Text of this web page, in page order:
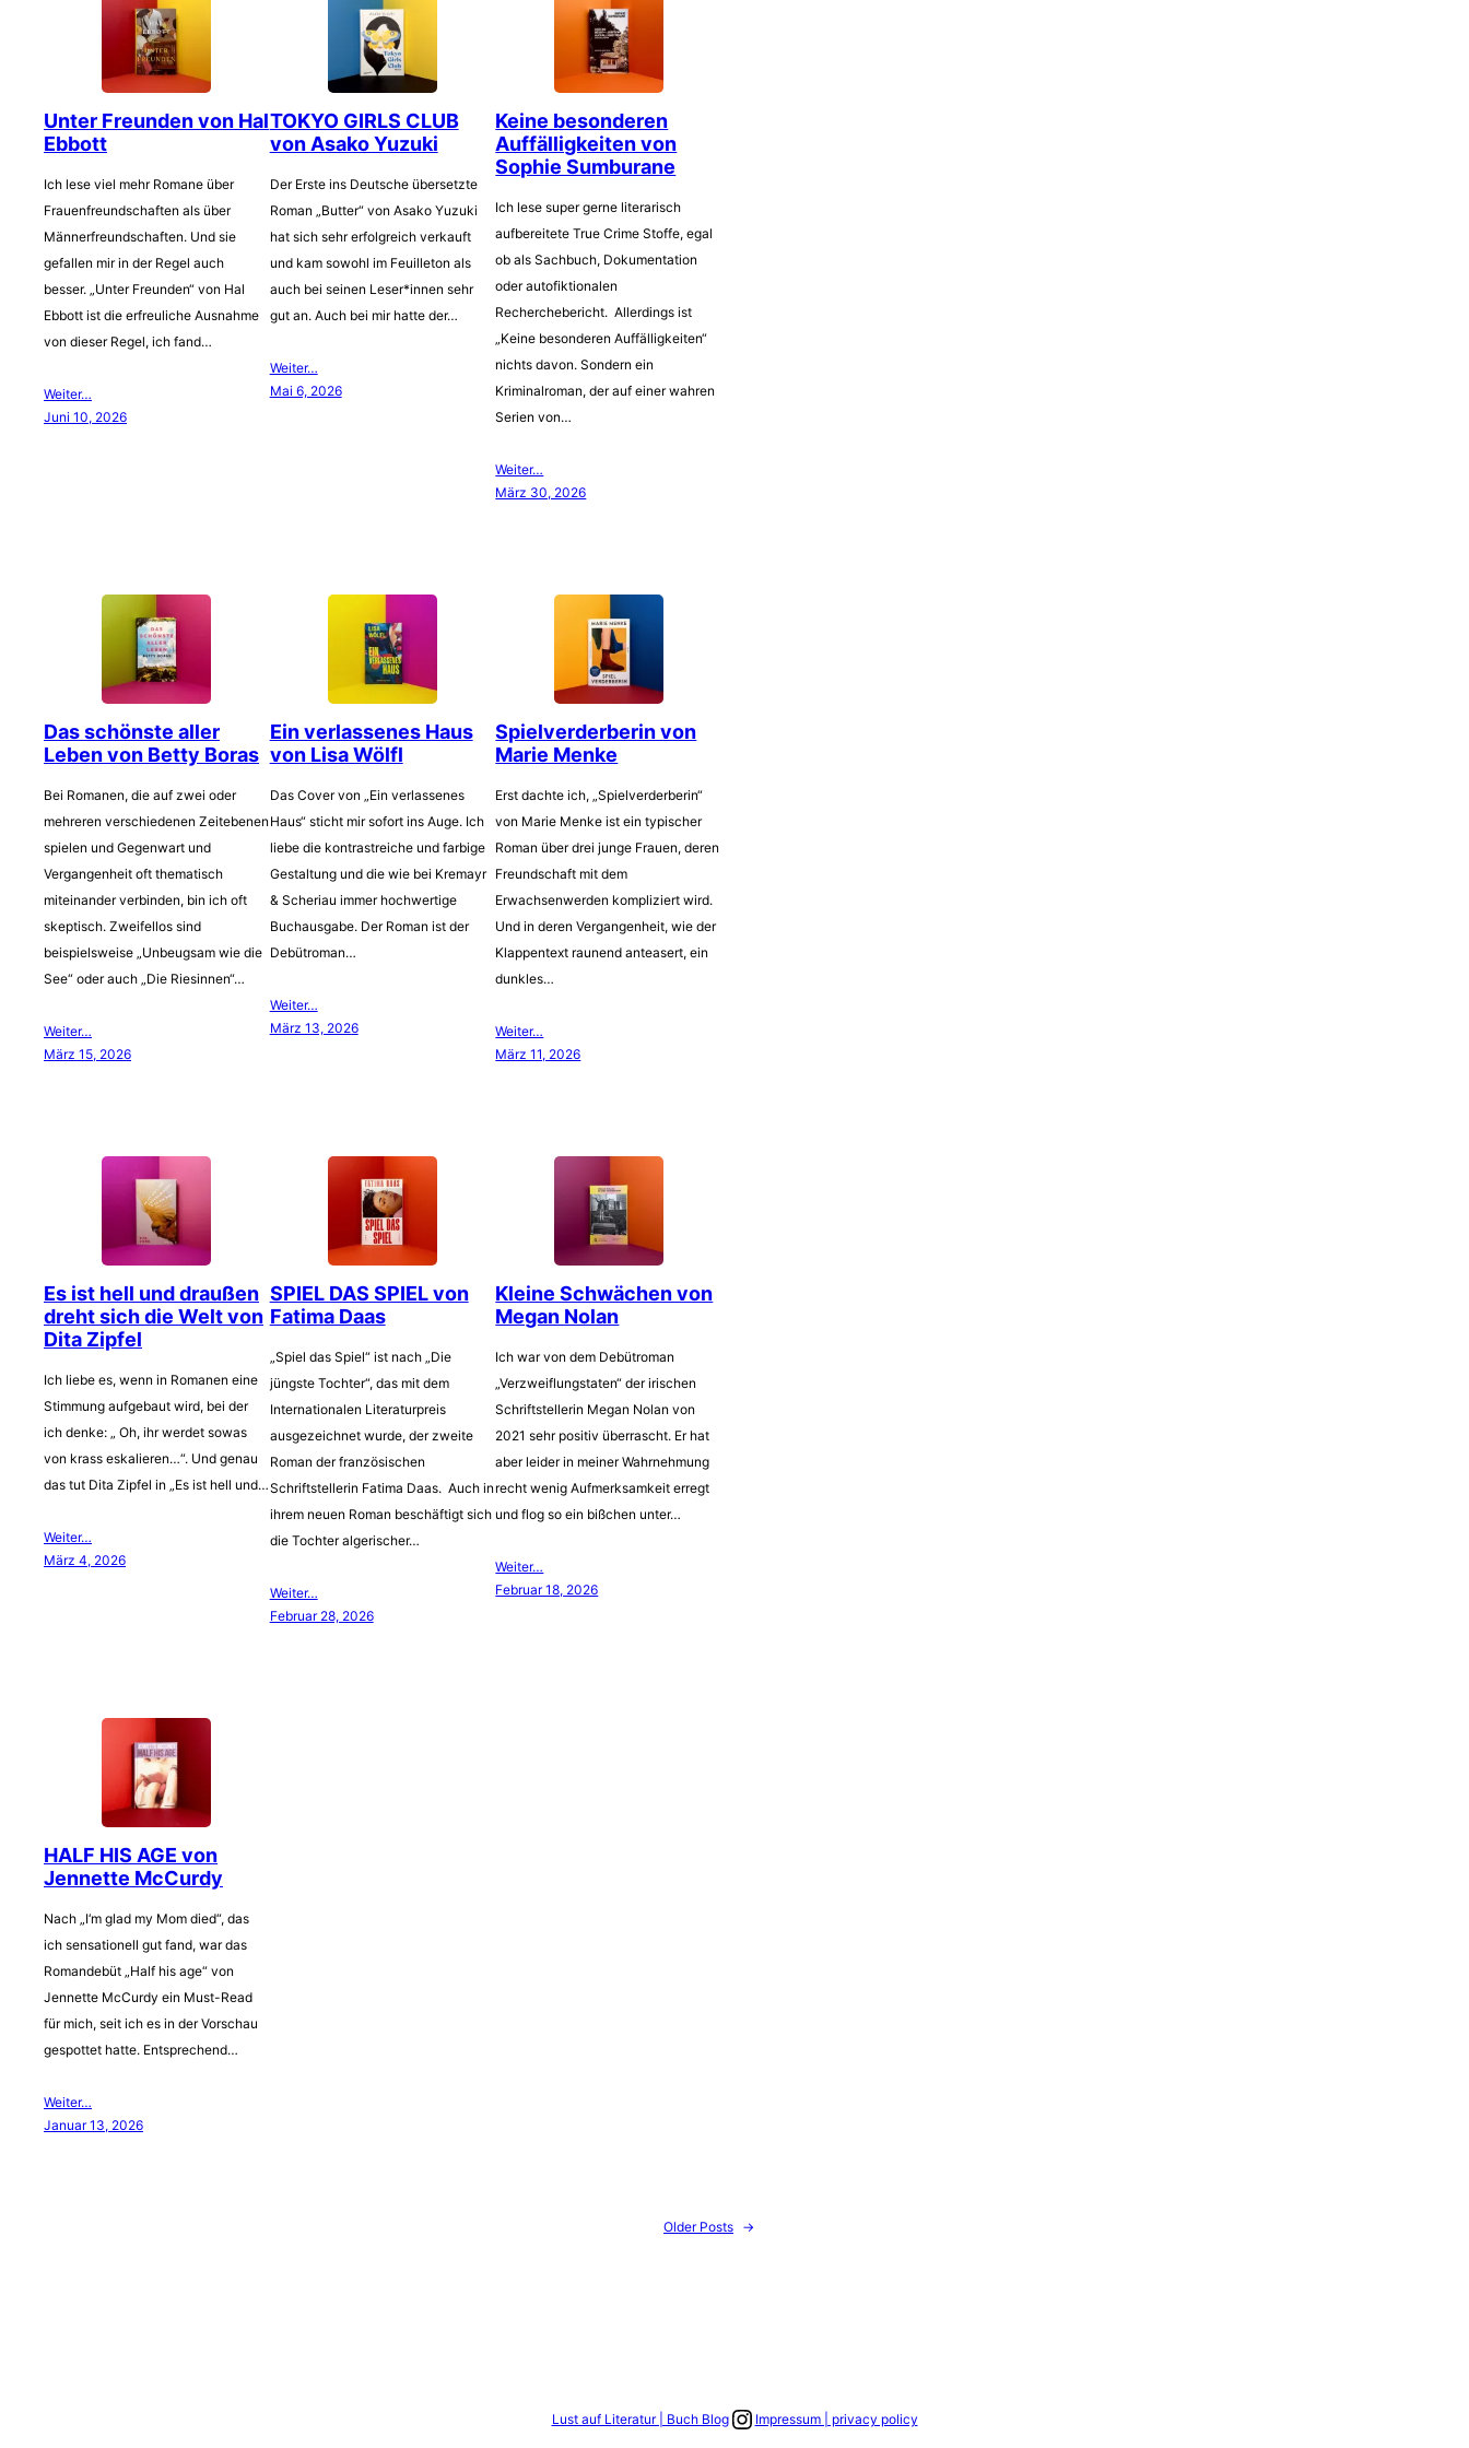
Unter Freunden von Hal
Ebbott
Ich lese viel mehr Romane über
Frauenfreundschaften als über
Männerfreundschaften. Und sie
gefallen mir in der Regel auch
besser. „Unter Freunden“ von Hal
Ebbott ist die erfreuliche Ausnahme
von dieser Regel, ich fand…
Weiter…
Juni 10, 2026
TOKYO GIRLS CLUB
von Asako Yuzuki
Der Erste ins Deutsche übersetzte
Roman „Butter“ von Asako Yuzuki
hat sich sehr erfolgreich verkauft
und kam sowohl im Feuilleton als
auch bei seinen Leser*innen sehr
gut an. Auch bei mir hatte der…
Weiter…
Mai 6, 2026
Keine besonderen
Auffälligkeiten von
Sophie Sumburane
Ich lese super gerne literarisch
aufbereitete True Crime Stoffe, egal
ob als Sachbuch, Dokumentation
oder autofiktionalen
Recherchebericht. Allerdings ist
„Keine besonderen Auffälligkeiten“
nichts davon. Sondern ein
Kriminalroman, der auf einer wahren
Serien von…
Weiter…
März 30, 2026
Das schönste aller
Leben von Betty Boras
Bei Romanen, die auf zwei oder
mehreren verschiedenen Zeitebenen
spielen und Gegenwart und
Vergangenheit oft thematisch
miteinander verbinden, bin ich oft
skeptisch. Zweifellos sind
beispielsweise „Unbeugsam wie die
See“ oder auch „Die Riesinnen“…
Weiter…
März 15, 2026
Ein verlassenes Haus
von Lisa Wölfl
Das Cover von „Ein verlassenes
Haus“ sticht mir sofort ins Auge. Ich
liebe die kontrastreiche und farbige
Gestaltung und die wie bei Kremayr
& Scheriau immer hochwertige
Buchausgabe. Der Roman ist der
Debütroman…
Weiter…
März 13, 2026
Spielverderberin von
Marie Menke
Erst dachte ich, „Spielverderberin“
von Marie Menke ist ein typischer
Roman über drei junge Frauen, deren
Freundschaft mit dem
Erwachsenwerden kompliziert wird.
Und in deren Vergangenheit, wie der
Klappentext raunend anteasert, ein
dunkles…
Weiter…
März 11, 2026
Es ist hell und draußen
dreht sich die Welt von
Dita Zipfel
Ich liebe es, wenn in Romanen eine
Stimmung aufgebaut wird, bei der
ich denke: „ Oh, ihr werdet sowas
von krass eskalieren…“. Und genau
das tut Dita Zipfel in „Es ist hell und…
Weiter…
März 4, 2026
SPIEL DAS SPIEL von
Fatima Daas
„Spiel das Spiel“ ist nach „Die
jüngste Tochter“, das mit dem
Internationalen Literaturpreis
ausgezeichnet wurde, der zweite
Roman der französischen
Schriftstellerin Fatima Daas. Auch in
ihrem neuen Roman beschäftigt sich
die Tochter algerischer…
Weiter…
Februar 28, 2026
Kleine Schwächen von
Megan Nolan
Ich war von dem Debütroman
„Verzweiflungstaten“ der irischen
Schriftstellerin Megan Nolan von
2021 sehr positiv überrascht. Er hat
aber leider in meiner Wahrnehmung
recht wenig Aufmerksamkeit erregt
und flog so ein bißchen unter…
Weiter…
Februar 18, 2026
HALF HIS AGE von
Jennette McCurdy
Nach „I‘m glad my Mom died“, das
ich sensationell gut fand, war das
Romandebüt „Half his age“ von
Jennette McCurdy ein Must-Read
für mich, seit ich es in der Vorschau
gespottet hatte. Entsprechend…
Weiter…
Januar 13, 2026
Older Posts →
Lust auf Literatur | Buch BlogLink zum Instagram Account
Impressum | privacy policy